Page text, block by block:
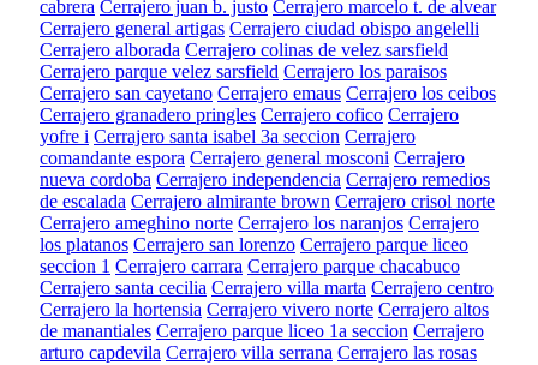
cabrera Cerrajero juan b. justo Cerrajero marcelo t. de alvear
Cerrajero general artigas Cerrajero ciudad obispo angelelli
Cerrajero alborada Cerrajero colinas de velez sarsfield
Cerrajero parque velez sarsfield Cerrajero los paraisos
Cerrajero san cayetano Cerrajero emaus Cerrajero los ceibos
Cerrajero granadero pringles Cerrajero cofico Cerrajero
yofre i Cerrajero santa isabel 3a seccion Cerrajero
comandante espora Cerrajero general mosconi Cerrajero
nueva cordoba Cerrajero independencia Cerrajero remedios
de escalada Cerrajero almirante brown Cerrajero crisol norte
Cerrajero ameghino norte Cerrajero los naranjos Cerrajero
los platanos Cerrajero san lorenzo Cerrajero parque liceo
seccion 1 Cerrajero carrara Cerrajero parque chacabuco
Cerrajero santa cecilia Cerrajero villa marta Cerrajero centro
Cerrajero la hortensia Cerrajero vivero norte Cerrajero altos
de manantiales Cerrajero parque liceo 1a seccion Cerrajero
arturo capdevila Cerrajero villa serrana Cerrajero las rosas